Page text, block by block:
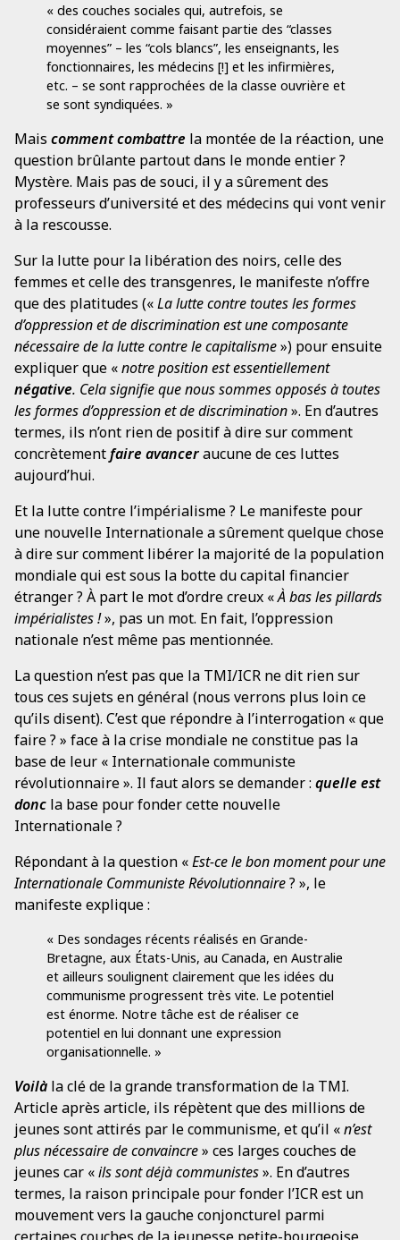
« des couches sociales qui, autrefois, se
considéraient comme faisant partie des “classes
moyennes” – les “cols blancs”, les enseignants, les
fonctionnaires, les médecins [!] et les infirmières,
etc. – se sont rapprochées de la classe ouvrière et
se sont syndiquées. »
Mais comment combattre la montée de la réaction, une
question brûlante partout dans le monde entier ?
Mystère. Mais pas de souci, il y a sûrement des
professeurs d’université et des médecins qui vont venir
à la rescousse.
Sur la lutte pour la libération des noirs, celle des
femmes et celle des transgenres, le manifeste n’offre
que des platitudes («La lutte contre toutes les formes
d’oppression et de discrimination est une composante
nécessaire de la lutte contre le capitalisme») pour ensuite
expliquer que «notre position est essentiellement
négative. Cela signifie que nous sommes opposés à toutes
les formes d’oppression et de discrimination». En d’autres
termes, ils n’ont rien de positif à dire sur comment
concrètementfaire avanceraucune de ces luttes
aujourd’hui.
Et la lutte contre l’impérialisme ? Le manifeste pour
une nouvelle Internationale a sûrement quelque chose
à dire sur comment libérer la majorité de la population
mondiale qui est sous la botte du capital financier
étranger ? À part le mot d’ordre creux «À bas les pillards
impérialistes !», pas un mot. En fait, l’oppression
nationale n’est même pas mentionnée.
La question n’est pas que la TMI/ICR ne dit rien sur
tous ces sujets en général (nous verrons plus loin ce
qu’ils disent). C’est que répondre à l’interrogation « que
faire ? » face à la crise mondiale ne constitue pas la
base de leur « Internationale communiste
révolutionnaire ». Il faut alors se demander : quelle est
donc la base pour fonder cette nouvelle
Internationale ?
Répondant à la question «Est-ce le bon moment pour une
Internationale Communiste Révolutionnaire? », le
manifeste explique :
« Des sondages récents réalisés en Grande-
Bretagne, aux États-Unis, au Canada, en Australie
et ailleurs soulignent clairement que les idées du
communisme progressent très vite. Le potentiel
est énorme. Notre tâche est de réaliser ce
potentiel en lui donnant une expression
organisationnelle. »
Voilà la clé de la grande transformation de la TMI.
Article après article, ils répètent que des millions de
jeunes sont attirés par le communisme, et qu’il «n’est
plus nécessaire de convaincre» ces larges couches de
jeunes car «ils sont déjà communistes». En d’autres
termes, la raison principale pour fonder l’ICR est un
mouvement vers la gauche conjoncturel parmi